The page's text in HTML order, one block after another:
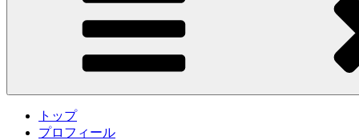
トップ
プロフィール